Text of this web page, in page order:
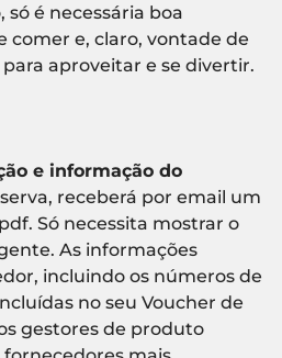
é necessária boa
comer e, claro, vontade de
aproveitar e se divertir.
e informação do
receberá por email um
Só necessita mostrar o
As informações
incluindo os números de
no seu Voucher de
gestores de produto